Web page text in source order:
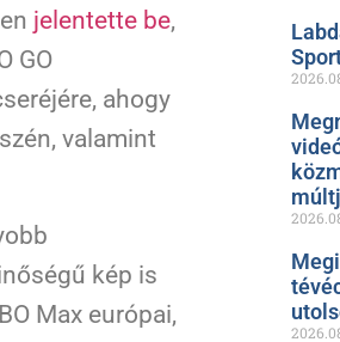
jelentette be,
GO
ahogy
valamint
kép is
Max európai,